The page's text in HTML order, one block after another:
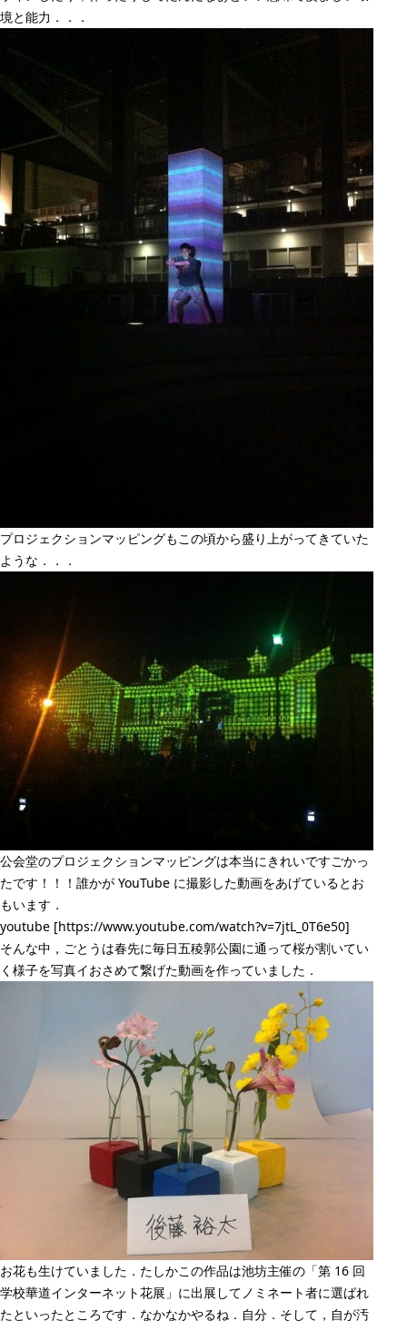
境と能力．．．
プロジェクションマッピングもこの頃から盛り上がってきていた
ような．．．
公会堂のプロジェクションマッピングは本当にきれいですごかっ
たです！！！誰かが YouTube に撮影した動画をあげているとお
もいます．
youtube [https://www.youtube.com/watch?v=7jtL_0T6e50]
そんな中，ごとうは春先に毎日五稜郭公園に通って桜が割いてい
く様子を写真イおさめて繋げた動画を作っていました．
お花も生けていました．たしかこの作品は池坊主催の「第 16 回
学校華道インターネット花展」に出展してノミネート者に選ばれ
たといったところです．なかなかやるね．自分．そして，自が汚